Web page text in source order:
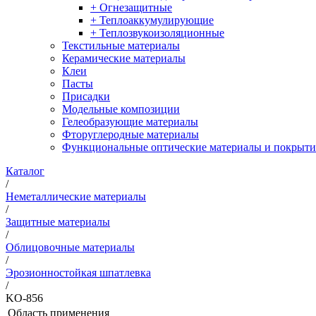
+ Огнезащитные
+ Теплоаккумулирующие
+ Теплозвукоизоляционные
Текстильные материалы
Керамические материалы
Клеи
Пасты
Присадки
Модельные композиции
Гелеобразующие материалы
Фторуглеродные материалы
Функциональные оптические материалы и
Каталог
/
Неметаллические материалы
/
Защитные материалы
/
Облицовочные материалы
/
Эрозионностойкая шпатлевка
/
KO-856
Область применения